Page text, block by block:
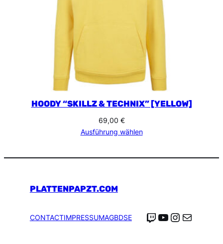
HOODY “SKILLZ & TECHNIX” [YELLOW]
69,00 €
Ausführung wählen
PLATTENPAPZT.COM
CONTACTIMPRESSUMAGBDSE Twitch
YouTube
E-Mail